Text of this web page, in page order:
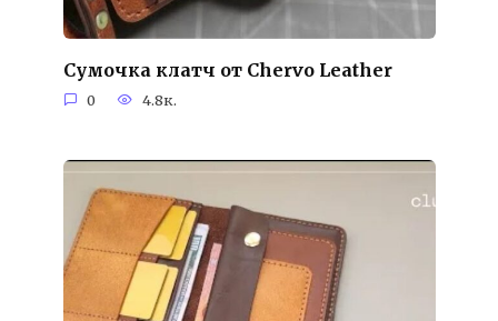
Сумочка клатч от Chervo Leather
0 4.8к.